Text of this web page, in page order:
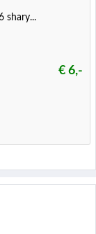
shary...
€ 6,-